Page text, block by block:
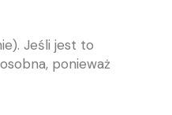
Jeśli jest to
ponieważ